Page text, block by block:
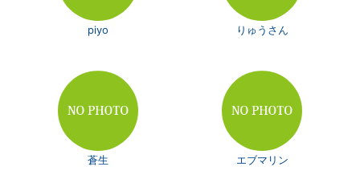
piyo りゅうさん
蒼生 エブマリン